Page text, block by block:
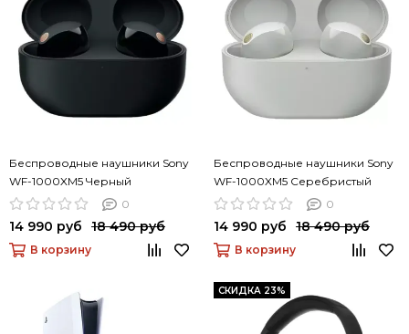
Беспроводные наушники Sony
WF-1000XM5 Черный
0
14 990 руб 18 490 руб
В корзину
Беспроводные наушники Sony
WF-1000XM5 Серебристый
0
14 990 руб 18 490 руб
В корзину
СКИДКА 23%